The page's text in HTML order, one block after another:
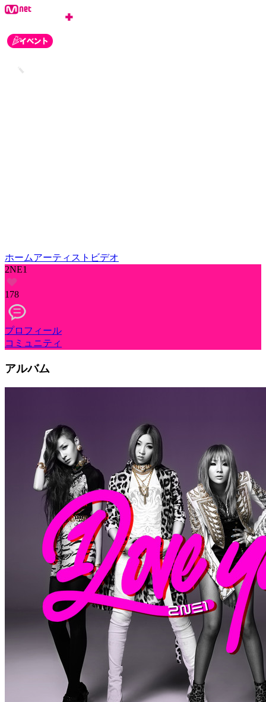
ホームアーティスト ビデオ
2NE1
178
プロフィール
コミュニティ
アルバム